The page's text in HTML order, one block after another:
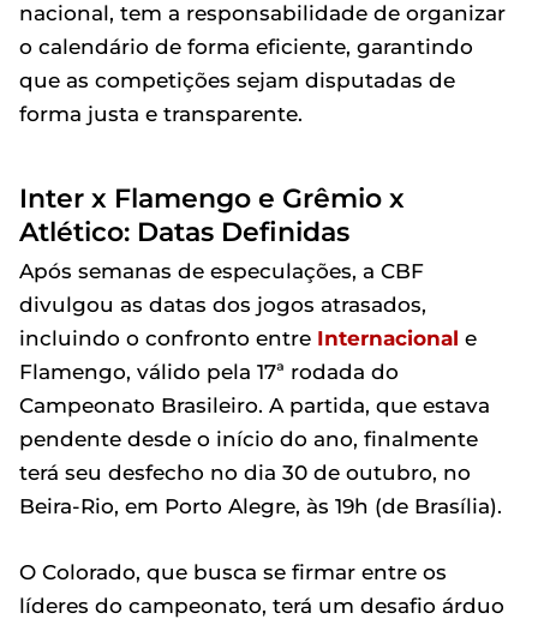
nacional, tem a responsabilidade de organizar
o calendário de forma eficiente, garantindo
que as competições sejam disputadas de
forma justa e transparente.
Inter x Flamengo e Grêmio x
Atlético: Datas Definidas
Após semanas de especulações, a CBF
divulgou as datas dos jogos atrasados,
incluindo o confronto entre Internacional e
Flamengo, válido pela 17ª rodada do
Campeonato Brasileiro. A partida, que estava
pendente desde o início do ano, finalmente
terá seu desfecho no dia 30 de outubro, no
Beira-Rio, em Porto Alegre, às 19h (de Brasília).
O Colorado, que busca se firmar entre os
líderes do campeonato, terá um desafio árduo